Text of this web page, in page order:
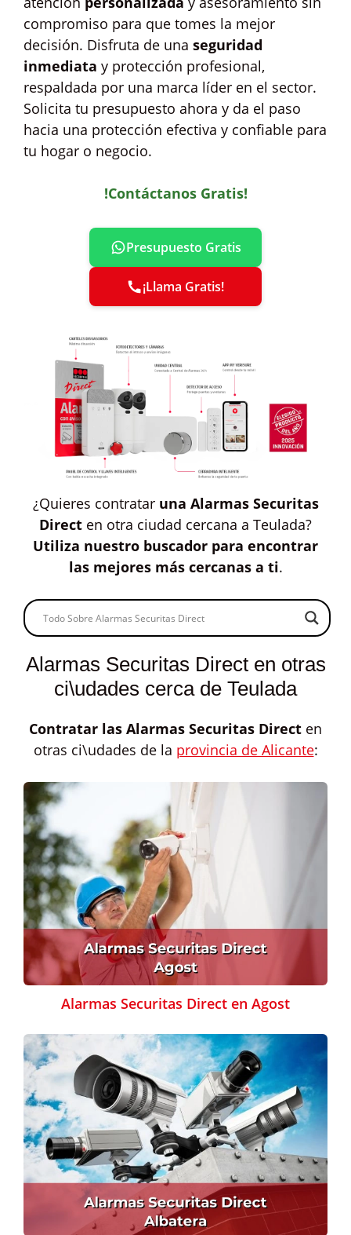
compromiso para que tomes la mejor
decisión. Disfruta de una seguridad
inmediata y protección profesional,
respaldada por una marca líder en el sector.
Solicita tu presupuesto ahora y da el paso
hacia una protección efectiva y confiable para
tu hogar o negocio.
!Contáctanos Gratis!
Presupuesto Gratis
¡Llama Gratis!
¿Quieres contratar una Alarmas Securitas
Direct en otra ciudad cercana a Teulada?
Utiliza nuestro buscador para encontrar
las mejores más cercanas a ti.
Alarmas Securitas Direct en otras
ci\udades cerca de Teulada
Contratar las Alarmas Securitas Direct en
otras ci\udades de la provincia de Alicante:
Alarmas Securitas Direct en Agost